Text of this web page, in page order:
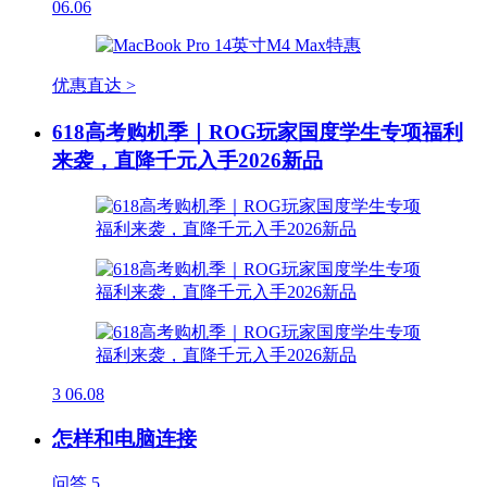
06.06
优惠直达 >
618高考购机季｜ROG玩家国度学生专项福利
来袭，直降千元入手2026新品
3 06.08
怎样和电脑连接